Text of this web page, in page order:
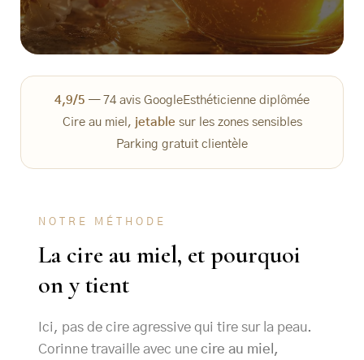
4,9/5 — 74 avis GoogleEsthéticienne diplômée
Cire au miel, jetable sur les zones sensibles
Parking gratuit clientèle
NOTRE MÉTHODE
La cire au miel, et pourquoi
on y tient
Ici, pas de cire agressive qui tire sur la peau.
Corinne travaille avec une cire au miel,